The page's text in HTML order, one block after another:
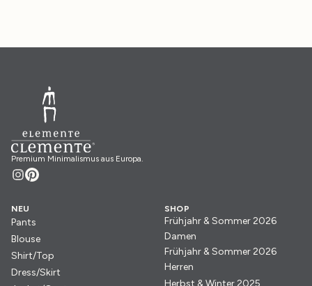
Premium Minimalismus aus Europa.
NEU
Pants
Blouse
Shirt/Top
Dress/Skirt
SHOP
Frühjahr & Sommer 2026
Damen
Frühjahr & Sommer 2026
Herren
Herbst & Winter 2025